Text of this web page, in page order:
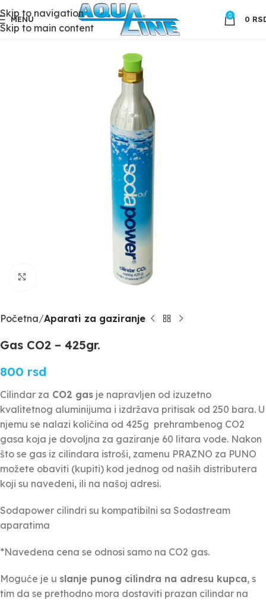
Skip to navigation
Skip to main content
MENU 0 0
Početna Aparati za gaziranje
Gas CO2 – 425gr.
800 rsd
Cilindar za CO2 gas je napravljen od izuzetno
kvalitetnog aluminijuma i izdržava pritisak od 250 bara. U
njemu se nalazi količina od 425g prehrambenog CO2
gasa koja je dovoljna za gaziranje 60 litara vode. Nakon
što se gas iz cilindara istroši, zamenu PRAZNO za PUNO
možete obaviti (kupiti) kod jednog od naših distributera
koji su navedeni, ili na našoj adresi.
Sodapower cilindri su kompatibilni sa Sodastream
aparatima
*Navedena cena se odnosi samo na CO2 gas.
Moguće je u slanje punog cilindra na adresu kupca, s
tim da se prethodno mora dostaviti prazan cilindar na